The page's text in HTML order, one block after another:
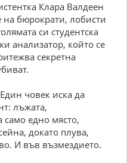
Клара Валдеен
бюрократи, лобисти
си студентска
анализатор, който се
секретна
човек иска да
лъжата,
само едно място,
докато плува,
И във възмездието.